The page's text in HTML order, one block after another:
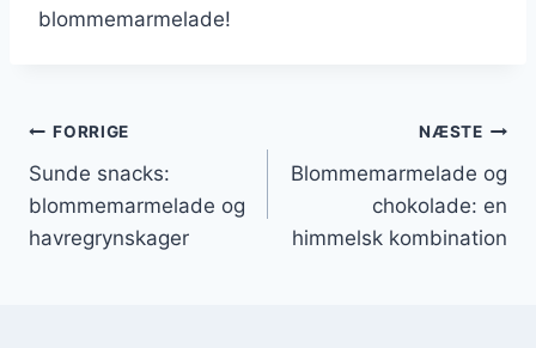
blommemarmelade!
Indlægsnavigation
FORRIGE
Sunde snacks:
blommemarmelade og
havregrynskager
NÆSTE
Blommemarmelade og
chokolade: en
himmelsk kombination